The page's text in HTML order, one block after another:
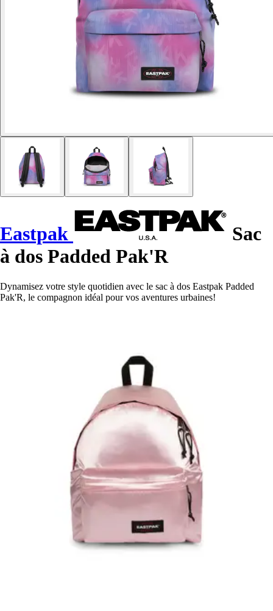
Eastpak
Sac
à dos Padded Pak'R
Dynamisez votre style quotidien avec le sac à dos Eastpak Padded
Pak'R, le compagnon idéal pour vos aventures urbaines!